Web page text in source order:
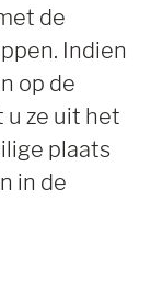
de
Indien
op de
u ze uit het
plaats
in de